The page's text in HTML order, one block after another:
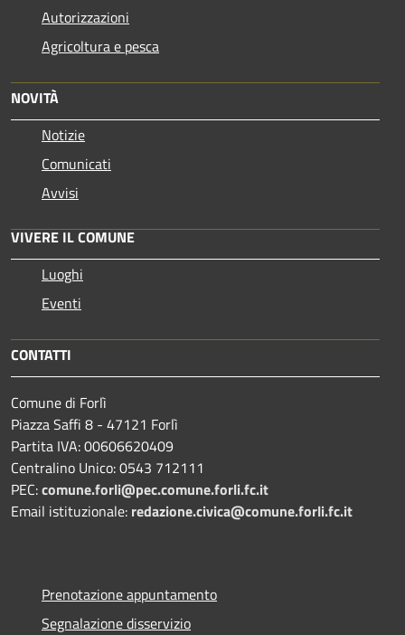
Autorizzazioni
Agricoltura e pesca
NOVITÀ
Notizie
Comunicati
Avvisi
VIVERE IL COMUNE
Luoghi
Eventi
CONTATTI
Comune di Forlì
Piazza Saffi 8 - 47121 Forlì
Partita IVA: 00606620409
Centralino Unico: 0543 712111
PEC:comune.forli@pec.comune.forli.fc.it
Email istituzionale: redazione.civica@comune.forli.fc.it
Prenotazione appuntamento
Segnalazione disservizio